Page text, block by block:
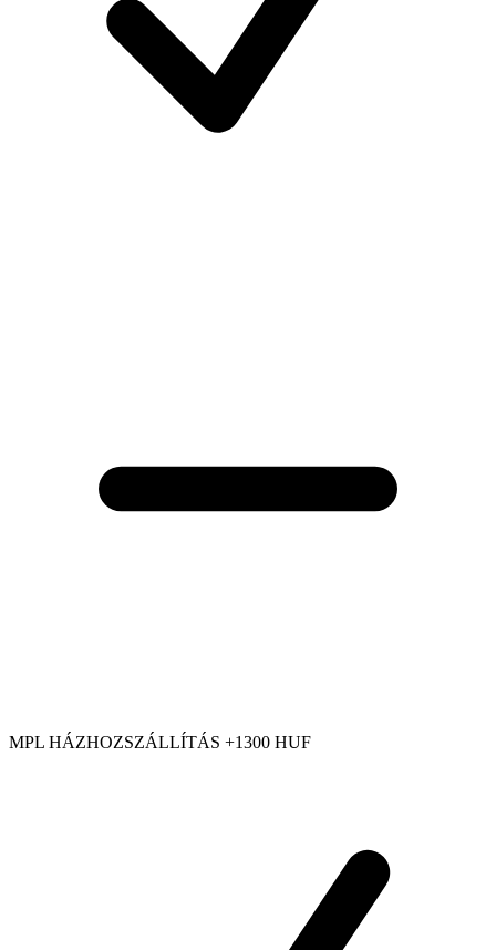
MPL HÁZHOZSZÁLLÍTÁS +1300 HUF